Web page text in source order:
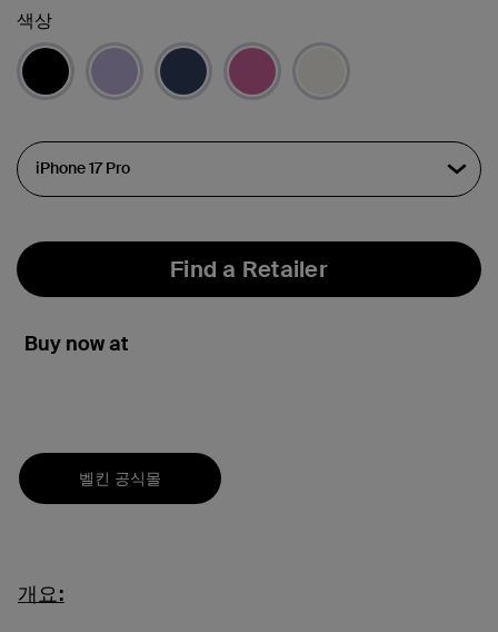
색상
Find a Retailer
Buy now at
벨킨 공식몰
개요: